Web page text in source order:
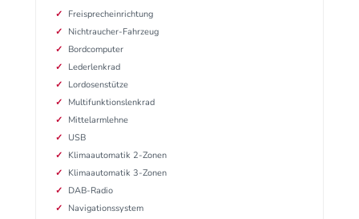
Freisprecheinrichtung
Nichtraucher-Fahrzeug
Bordcomputer
Lederlenkrad
Lordosenstütze
Multifunktionslenkrad
Mittelarmlehne
USB
Klimaautomatik 2-Zonen
Klimaautomatik 3-Zonen
DAB-Radio
Navigationssystem